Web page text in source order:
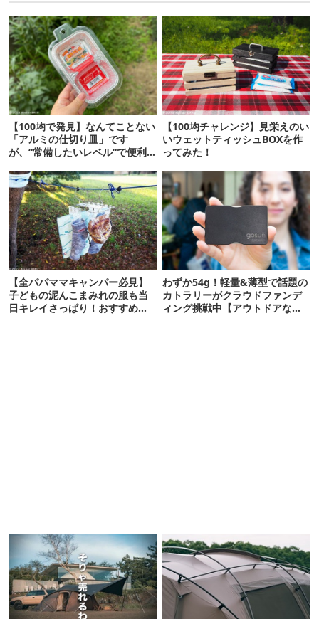
【100均で発見】なんてことない
「アルミの仕切り皿」です
が、“常備したいレベル“で便利
【100均チャレンジ】見栄えのい
いウェットティッシュBOXを作
ってみた！
【全パパママキャンパー必見】
子どもの泥んこまみれの服も当
日キレイさっぱり！おすすめ洗
わずか54g！軽量&薄型で話題の
カトラリーがクラウドファンデ
ィング挑戦中【アウトドアな暮